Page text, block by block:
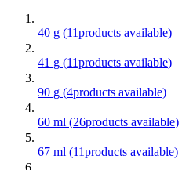
40 g (11products available)
41 g (11products available)
90 g (4products available)
60 ml (26products available)
67 ml (11products available)